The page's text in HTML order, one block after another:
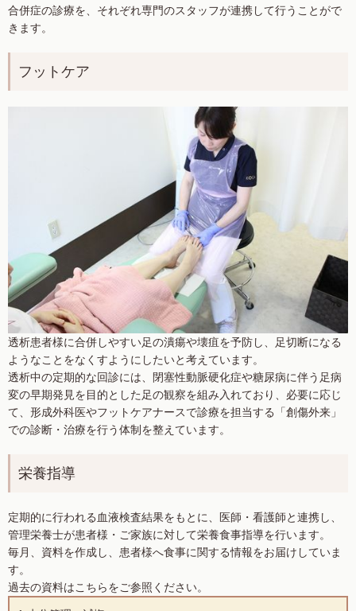
合併症の診療を、それぞれ専門のスタッフが連携して行うことがで
きます。
フットケア
透析患者様に合併しやすい足の潰瘍や壊疽を予防し、足切断になる
ようなことをなくすようにしたいと考えています。
透析中の定期的な回診には、閉塞性動脈硬化症や糖尿病に伴う足病
変の早期発見を目的とした足の観察を組み入れており、必要に応じ
て、形成外科医やフットケアナースで診療を担当する「創傷外来」
での診断・治療を行う体制を整えています。
栄養指導
定期的に行われる血液検査結果をもとに、医師・看護師と連携し、
管理栄養士が患者様・ご家族に対して栄養食事指導を行います。
毎月、資料を作成し、患者様へ食事に関する情報をお届けしていま
す。
過去の資料はこちらをご参照ください。